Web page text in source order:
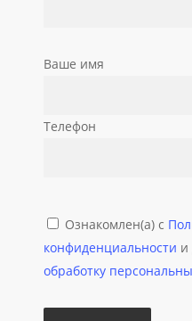
Ваше имя
Телефон
Ознакомлен(а) с
конфиденциальности и
обработку